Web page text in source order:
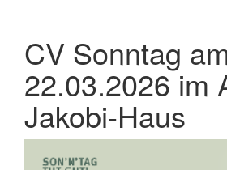
CV Sonntag
22.03.2026 im
Jakobi-Haus